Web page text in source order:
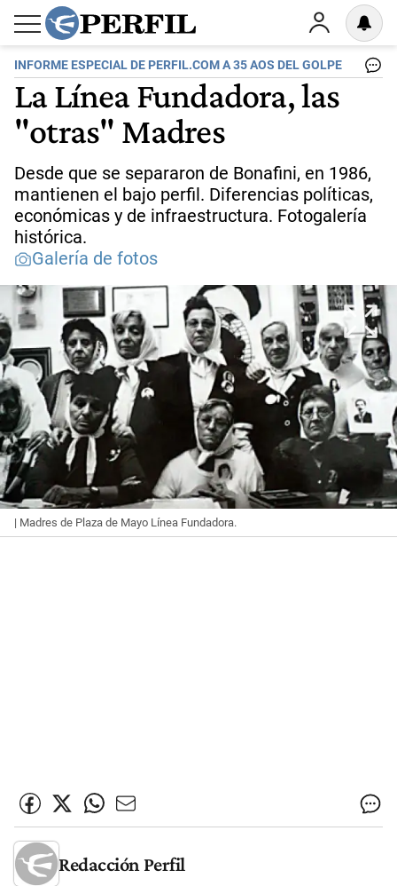
INFORME ESPECIAL DE PERFIL.COM A 35 AOS DEL GOLPE
La Línea Fundadora, las
"otras" Madres
Desde que se separaron de Bonafini, en 1986,
mantienen el bajo perfil. Diferencias políticas,
económicas y de infraestructura. Fotogalería
histórica.
Galería de fotos
| Madres de Plaza de Mayo Línea Fundadora.
Redacción Perfil